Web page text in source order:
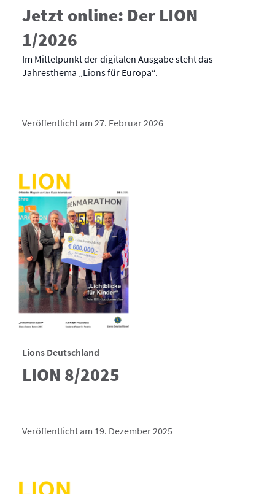
Jetzt online: Der LION
1/2026
Im Mittelpunkt der digitalen Ausgabe steht das
Jahresthema „Lions für Europa“.
Veröffentlicht am 27. Februar 2026
Lions Deutschland
LION 8/2025
Veröffentlicht am 19. Dezember 2025